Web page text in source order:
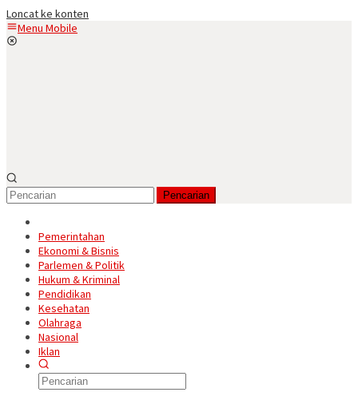
Loncat ke konten
Menu Mobile
Pencarian
Pemerintahan
Ekonomi & Bisnis
Parlemen & Politik
Hukum & Kriminal
Pendidikan
Kesehatan
Olahraga
Nasional
Iklan